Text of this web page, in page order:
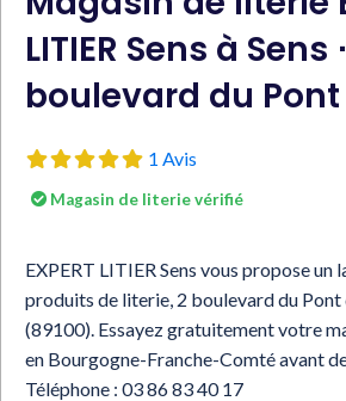
LITIER Sens à Sens
boulevard du Pont
1 Avis
Magasin de literie vérifié
EXPERT LITIER Sens vous propose un
produits de literie, 2 boulevard du Pont
(89100). Essayez gratuitement votre
en Bourgogne-Franche-Comté avant
Téléphone : 03 86 83 40 17